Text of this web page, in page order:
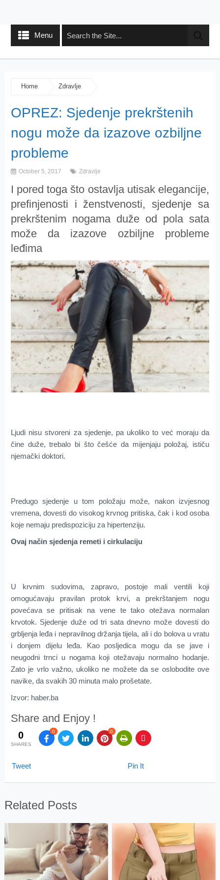
Menu
Home Zdravlje
OPREZ: Sjedenje prekrštenih
nogu može da izazove ozbiljne
probleme
October 5, 2017 Zdravlje
I pored toga što ostavlja utisak elegancije,
prefinjenosti i ženstvenosti, sjedenje sa
prekrštenim nogama duže od pola sata
može da izazove ozbiljne probleme
leđima
Ljudi nisu stvoreni za sjedenje, pa ukoliko to već moraju da
čine duže, trebalo bi što češće da mijenjaju položaj, ističu
njemački doktori.
Predugo sjedenje u tom položaju može, nakon izvjesnog
vremena, dovesti do visokog krvnog pritiska, čak i kod osoba
koje nemaju predispoziciju za hipertenziju.
Ovaj način sjedenja remeti i cirkulaciju
U krvnim sudovima, zapravo, postoje mali ventili koji
omogućavaju pravilan protok krvi, a prekrštanjem nogu
povećava se pritisak na vene te tako otežava normalan
krvotok. Sjedenje duže od tri sata dnevno može dovesti do
grbljenja leđa i nepravilnog držanja tijela, ali i do bolova u vratu
i donjem dijelu leđa. Kao posljedica mogu da se jave i
neugodni trnci u nogama koji otežavaju normalno hodanje.
Zato je vrlo važno, ukoliko ne možete da se oslobodite ove
navike, da svakih 30 minuta malo prošetate.
Izvor: haber.ba
Share and Enjoy !
0
SHARES
0 0
Tweet Pin It
Related Posts